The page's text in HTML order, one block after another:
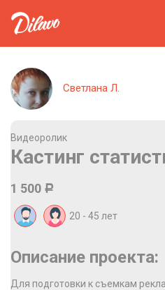
Светлана Л.
Видеоролик
Кастинг
1 500 Р
20 - 45 лет
Описание проекта:
Для подготовки к съемкам